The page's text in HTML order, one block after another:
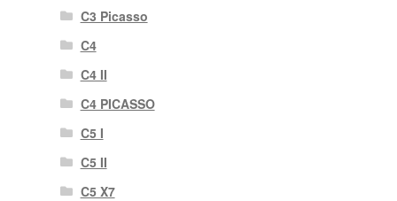
C3 Picasso
C4
C4 II
C4 PICASSO
C5 I
C5 II
C5 X7